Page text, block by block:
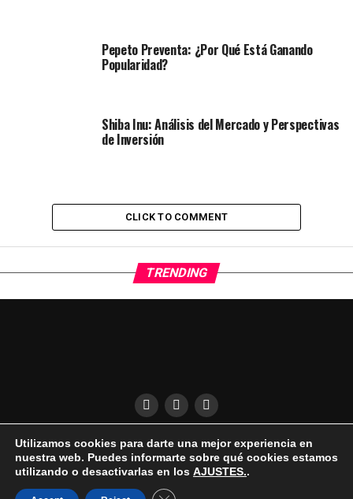
Pepeto Preventa: ¿Por Qué Está Ganando
Popularidad?
Shiba Inu: Análisis del Mercado y Perspectivas
de Inversión
CLICK TO COMMENT
TRENDING
QUÍENES SOMOS CONDICIONES DE USO
DESCARGO DE RESPONSABILIDAD
PUBLICIDAD EN EL UKELELE
AVISO LEGAL | COOKIES | PRIVACIDAD
Utilizamos cookies para darte una mejor experiencia en
nuestra web. Puedes informarte sobre qué cookies estamos
utilizando o desactivarlas en los AJUSTES..